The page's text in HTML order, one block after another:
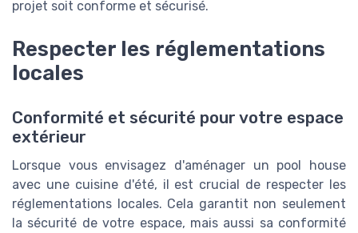
projet soit conforme et sécurisé.
Respecter les réglementations
locales
Conformité et sécurité pour votre espace
extérieur
Lorsque vous envisagez d'aménager un pool house
avec une cuisine d'été, il est crucial de respecter les
réglementations locales. Cela garantit non seulement
la sécurité de votre espace, mais aussi sa conformité